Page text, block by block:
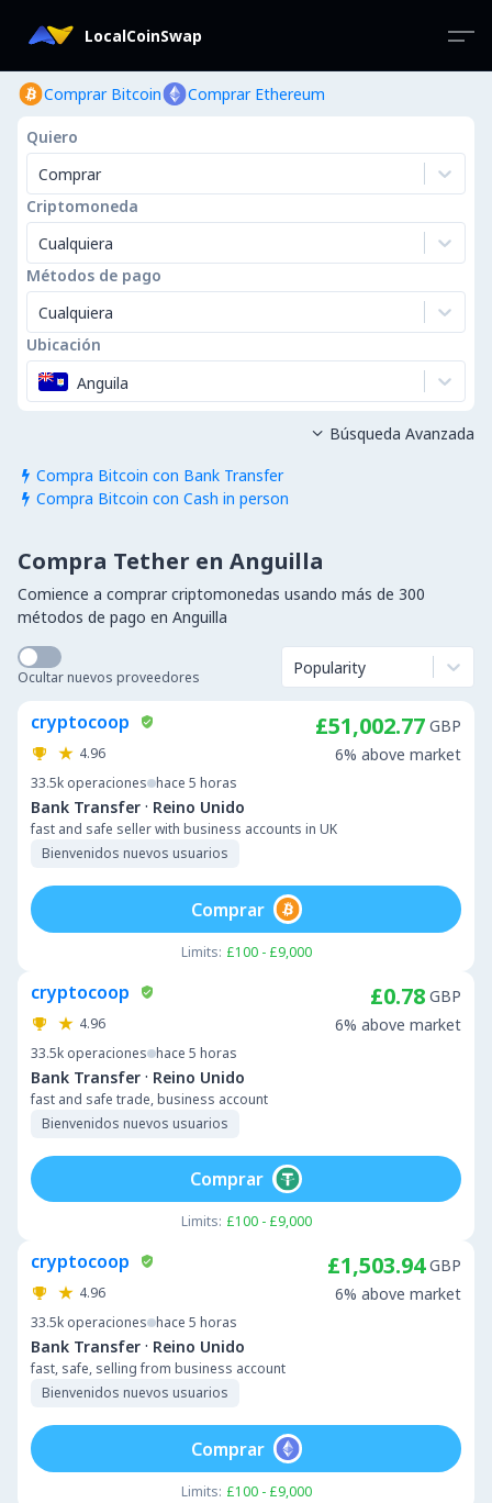
LocalCoinSwap
Comprar Bitcoin Comprar Ethereum
Quiero
Comprar
Criptomoneda
Cualquiera
Métodos de pago
Cualquiera
Ubicación
Anguila
 Compra Bitcoin con Bank Transfer
 Compra Bitcoin con Cash in person
 Búsqueda Avanzada
Compra Tether en Anguilla
Comience a comprar criptomonedas usando más de 300
métodos de pago en Anguilla
Ocultar nuevos proveedores Popularity
cryptocoop
4.96
33.5k operaciones hace 5 horas
Bank Transfer · Reino Unido
fast and safe seller with business accounts in UK
Bienvenidos nuevos usuarios
£51,002.77 GBP
6% above market
Limits: £100 - £9,000
Comprar
cryptocoop
4.96
33.5k operaciones hace 5 horas
Bank Transfer · Reino Unido
fast and safe trade, business account
Bienvenidos nuevos usuarios
£0.78 GBP
6% above market
Limits: £100 - £9,000
Comprar
cryptocoop
4.96
33.5k operaciones hace 5 horas
Bank Transfer · Reino Unido
fast, safe, selling from business account
Bienvenidos nuevos usuarios
£1,503.94 GBP
6% above market
Limits: £100 - £9,000
Comprar